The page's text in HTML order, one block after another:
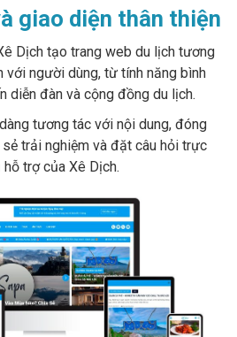
giao diện thân thiện
Dịch tạo trang web du lịch tương
với người dùng, từ tính năng bình
diễn đàn và cộng đồng du lịch.
tương tác với nội dung, đóng
trải nghiệm và đặt câu hỏi trực
trợ của Xê Dịch.